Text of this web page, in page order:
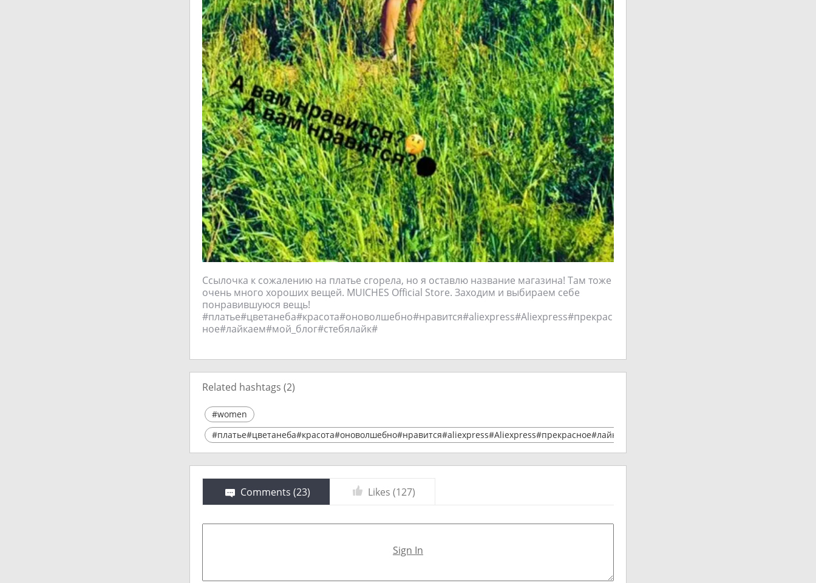
Ссылочка к сожалению на платье сгорела, но я оставлю название магазина! Там тоже
очень много хороших вещей. MUICHES Official Store. Заходим и выбираем себе
понравившуюся вещь!
#платье#цветанеба#красота#оноволшебно#нравится#аliехрrеss#Аliехрrеss#прекрас
ное#лайкаем#мой_блог#стебялайк#
Related hashtags (2)
#women
#платье#цветанеба#красота#оноволшебно#нравится#аliехрrеss#Аliехрrеss#прекрасное#лайкаем#мой_блог#стебялайк#
Comments (23) Likes (127)
Sign In